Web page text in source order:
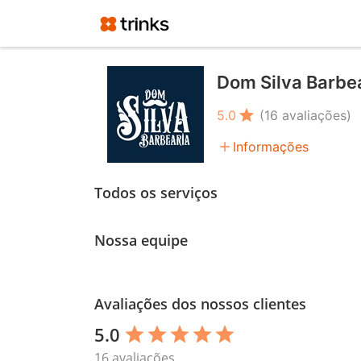
Dom Silva
5.0 star (16 avaliações)
add Informações
Todos os serviços
Nossa equipe
Avaliações dos nossos clientes
5.0 star star star star star
16 avaliações